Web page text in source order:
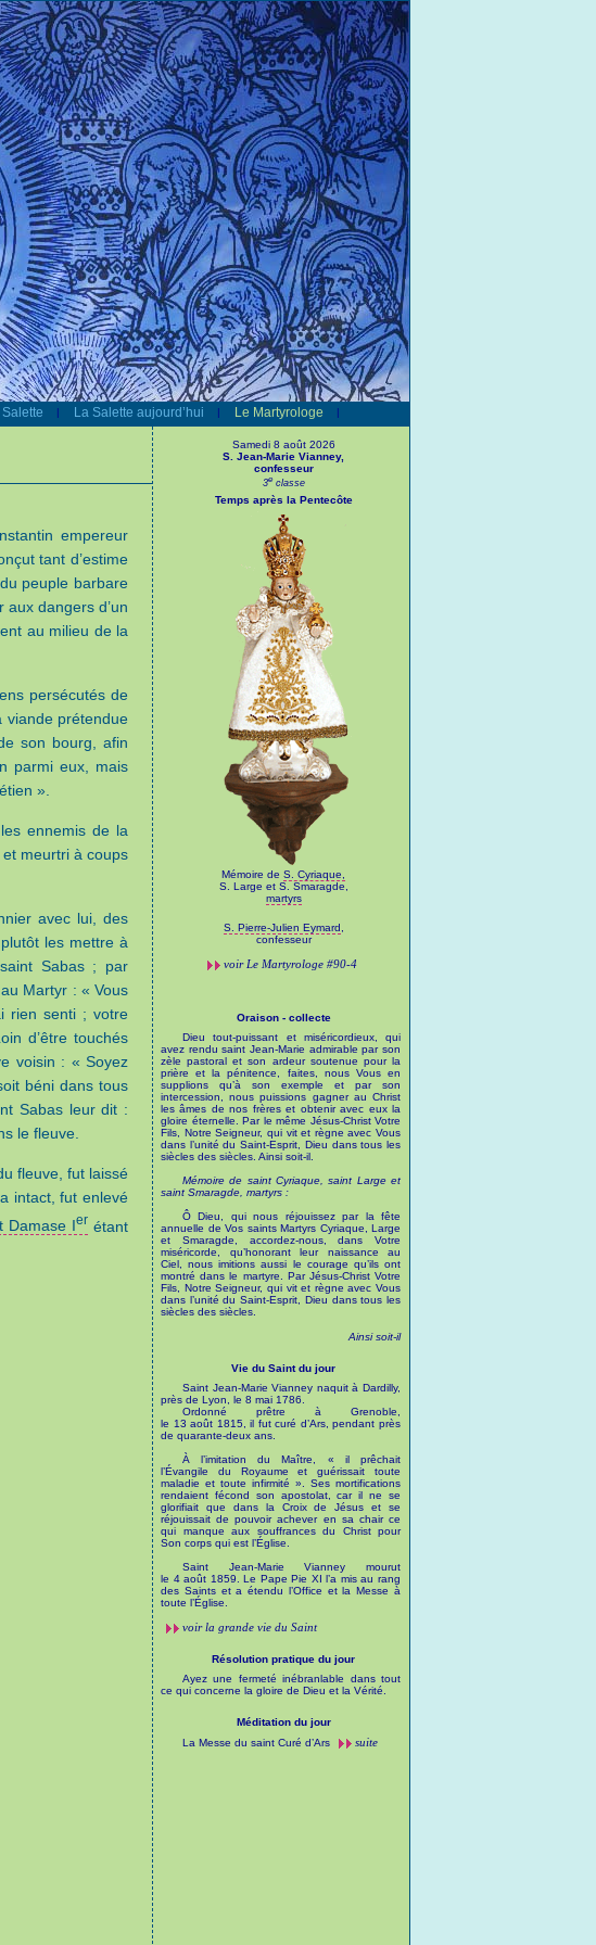
Salette | La Salette aujourd’hui | Le Martyrologe |
empereur
tant d’estime
peuple barbare
dangers d’un
au milieu de la
persécutés de
viande prétendue
son bourg, afin
parmi eux, mais
».
ennemis de la
meurtri à coups
avec lui, des
les mettre à
Sabas ; par
Martyr : « Vous
rien senti ; votre
d’être touchés
voisin : « Soyez
béni dans tous
Sabas leur dit :
le fleuve.
fleuve, fut laissé
intact, fut enlevé
Damase Ier étant
Samedi 8 août 2026
S. Jean-Marie Vianney,
confesseur
3eclasse
Temps après la Pentecôte
Mémoire de S. Cyriaque,
S. Large et S. Smaragde,
martyrs
S. Pierre-Julien Eymard
confesseur
voir Le Martyrologe#90-4
Oraison - collecte
Dieu tout-puissant et miséricordieux, qui
avez rendu saint Jean-Marie admirable par son
zèle pastoral et son ardeur soutenue pour la
prière et la pénitence, faites, nous Vous en
supplions qu’à son exemple et par son
intercession, nous puissions gagner au Christ
les âmes de nos frères et obtenir avec eux la
gloire éternelle. Par le même Jésus-Christ Votre
Fils, Notre Seigneur, qui vit et règne avec Vous
dans l’unité du Saint-Esprit, Dieu dans tous les
siècles des siècles. Ainsi soit-il.
Mémoire de saint Cyriaque, saint Large et
saint Smaragde, martyrs :
Ô Dieu, qui nous réjouissez par la fête
annuelle de Vos saints Martyrs Cyriaque, Large
et Smaragde, accordez-nous, dans Votre
miséricorde, qu’honorant leur naissance au
Ciel, nous imitions aussi le courage qu’ils ont
montré dans le martyre. Par Jésus-Christ Votre
Fils, Notre Seigneur, qui vit et règne avec Vous
dans l’unité du Saint-Esprit, Dieu dans tous les
siècles des siècles.
Ainsi soit-il
Vie du Saint du jour
Saint Jean-Marie Vianney naquit à Dardilly,
près de Lyon, le 8 mai 1786.
Ordonné prêtre à Grenoble,
le 13 août 1815, il fut curé d’Ars, pendant près
de quarante-deux ans.
À l’imitation du Maître, « il prêchait
l’Évangile du Royaume et guérissait toute
maladie et toute infirmité ». Ses mortifications
rendaient fécond son apostolat, car il ne se
glorifiait que dans la Croix de Jésus et se
réjouissait de pouvoir achever en sa chair ce
qui manque aux souffrances du Christ pour
Son corps qui est l’Église.
Saint Jean-Marie Vianney mourut
le 4 août 1859. Le Pape Pie XI l’a mis au rang
des Saints et a étendu l’Office et la Messe à
toute l’Église.
voir la grande vie du Saint
Résolution pratique du jour
Ayez une fermeté inébranlable dans tout
ce qui concerne la gloire de Dieu et la Vérité.
Méditation du jour
La Messe du saint Curé d’Ars
suite